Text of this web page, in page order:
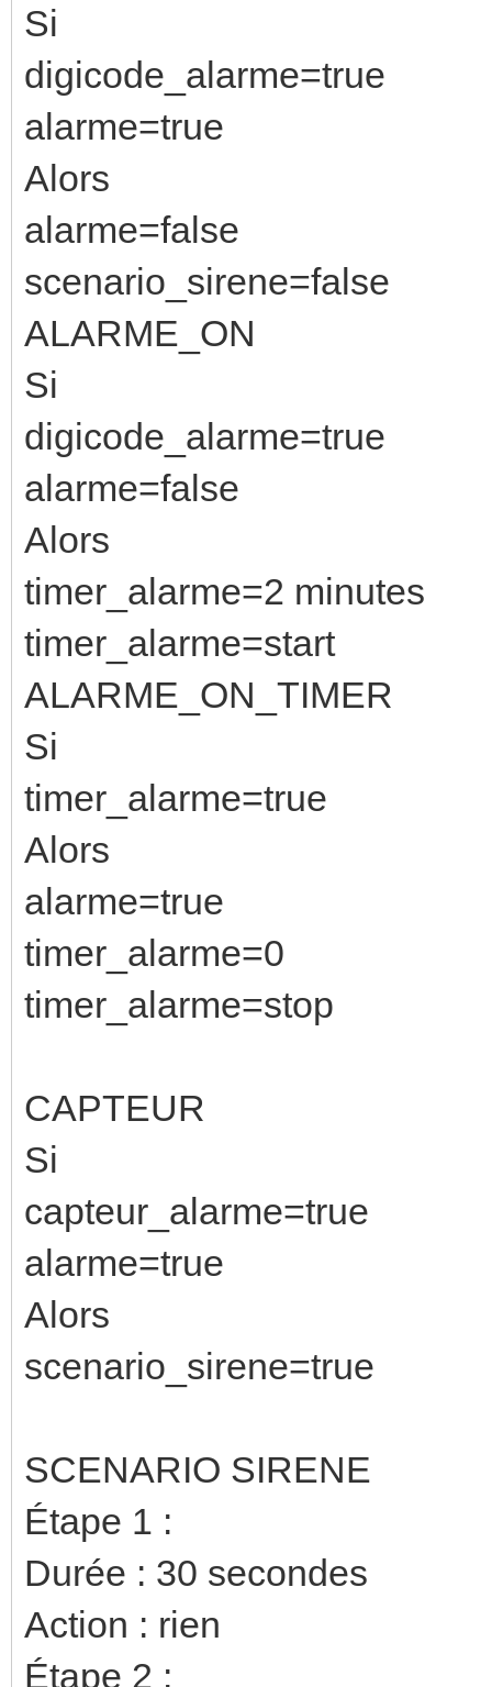
Si
digicode_alarme=true
alarme=true
Alors
alarme=false
scenario_sirene=false
ALARME_ON
Si
digicode_alarme=true
alarme=false
Alors
timer_alarme=2 minutes
timer_alarme=start
ALARME_ON_TIMER
Si
timer_alarme=true
Alors
alarme=true
timer_alarme=0
timer_alarme=stop
CAPTEUR
Si
capteur_alarme=true
alarme=true
Alors
scenario_sirene=true
SCENARIO SIRENE
Étape 1 :
Durée : 30 secondes
Action : rien
Étape 2 :